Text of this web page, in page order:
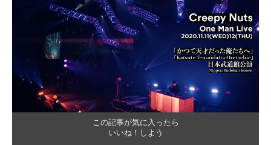
この記事が気に入ったら
いいね！しよう